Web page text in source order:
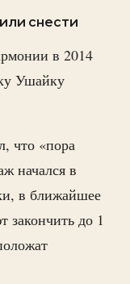
снести
в 2014
Ушайку
что «пора
начался в
в ближайшее
закончить до 1